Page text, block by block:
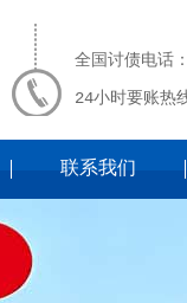
全国讨债电话：
24小时要账热
联系我们